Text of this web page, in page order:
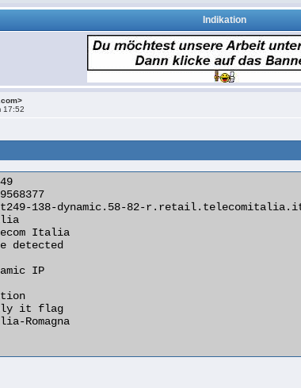
Indikation
17:52